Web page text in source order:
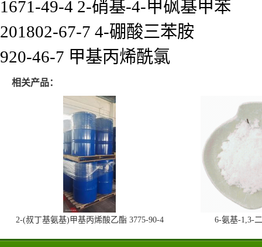
1671-49-4 2-硝基-4-甲砜基甲苯
201802-67-7 4-硼酸三苯胺
920-46-7 甲基丙烯酰氯
相关产品：
2-(叔丁基氨基)甲基丙烯酸乙酯 3775-90-4 6-氨基-1,3-